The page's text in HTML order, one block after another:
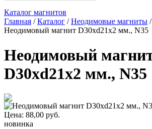
Каталог магнитов
Главная /Каталог /Неодимовые магниты /
Неодимовый магнит D30xd21x2 мм., N35
Неодимовый
D30xd21x2 мм., N35
Цена: 88,00 руб.
новинка